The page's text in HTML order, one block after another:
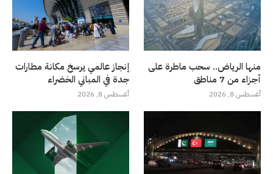
منها الرياض.. سحب ماطرة على
أجزاء من 7 مناطق
أغسطس 8, 2026
إنجاز عالمي يرسخ مكانة مطارات
جدة في المباني الخضراء
أغسطس 8, 2026